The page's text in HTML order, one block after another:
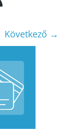
Következő →